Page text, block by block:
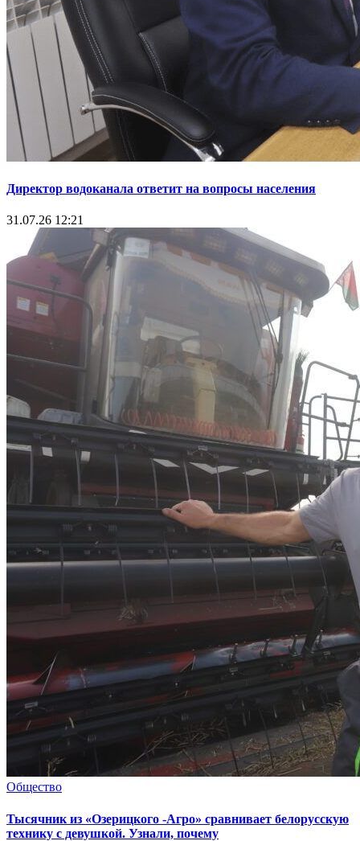
Директор водоканала ответит на вопросы населения
31.07.26 12:21
Общество
Тысячник из «Озерицкого -Агро» сравнивает белорусскую
технику с девушкой. Узнали, почему